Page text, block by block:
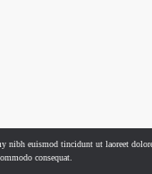
nibh euismod tincidunt ut laoreet
consequat.